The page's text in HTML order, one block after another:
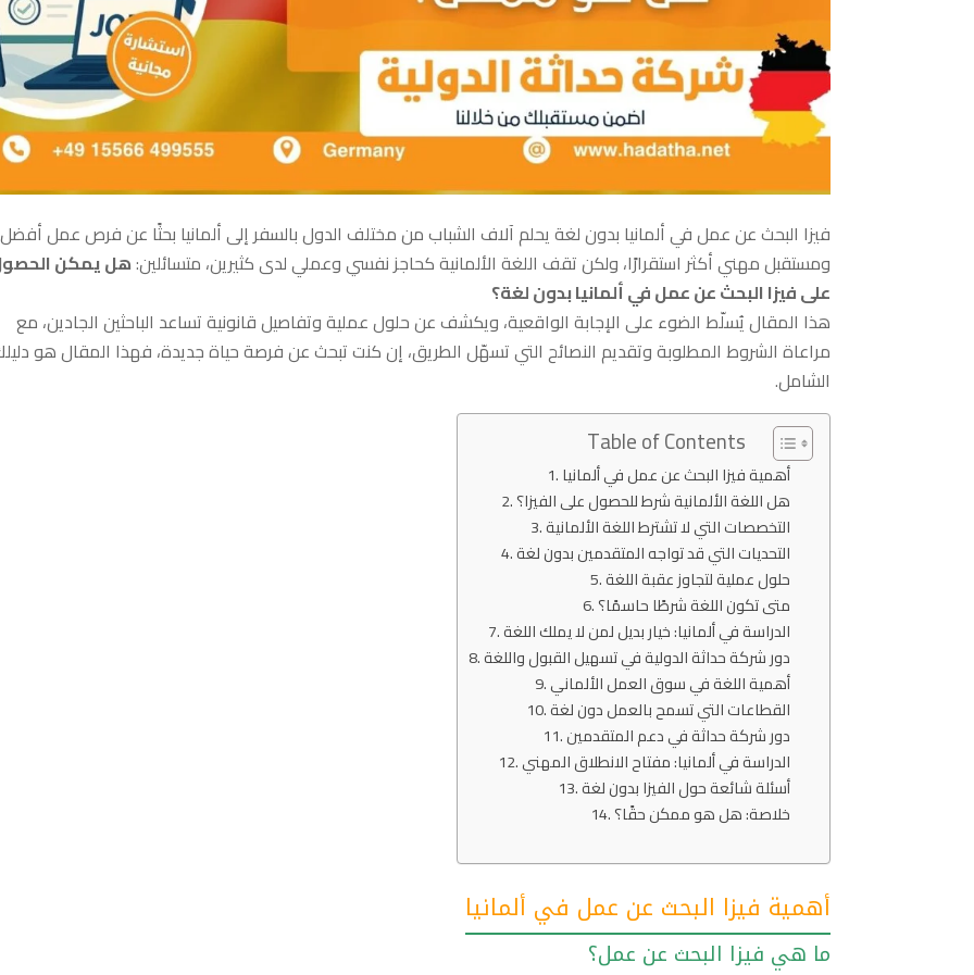
فيزا البحث عن عمل في ألمانيا بدون لغة يحلم آلاف الشباب من مختلف الدول بالسفر إلى ألمانيا بحثًا عن فرص عمل أفضل
ومستقبل مهني أكثر استقرارًا، ولكن تقف اللغة الألمانية كحاجز نفسي وعملي لدى كثيرين، متسائلين:هل يمكن
على فيزا البحث عن عمل في ألمانيا بدون لغة؟
هذا المقال يُسلّط الضوء على الإجابة الواقعية، ويكشف عن حلول عملية وتفاصيل قانونية تساعد الباحثين الجادين، مع
مراعاة الشروط المطلوبة وتقديم النصائح التي تسهّل الطريق، إن كنت تبحث عن فرصة حياة جديدة، فهذا المقال هو
الشامل.
Table of Contents
أهمية فيزا البحث عن عمل في ألمانيا
هل اللغة الألمانية شرط للحصول على الفيزا؟
التخصصات التي لا تشترط اللغة الألمانية
التحديات التي قد تواجه المتقدمين بدون لغة
حلول عملية لتجاوز عقبة اللغة
متى تكون اللغة شرطًا حاسمًا؟
الدراسة في ألمانيا: خيار بديل لمن لا يملك اللغة
دور شركة حداثة الدولية في تسهيل القبول واللغة
أهمية اللغة في سوق العمل الألماني
القطاعات التي تسمح بالعمل دون لغة
دور شركة حداثة في دعم المتقدمين
الدراسة في ألمانيا: مفتاح الانطلاق المهني
أسئلة شائعة حول الفيزا بدون لغة
خلاصة: هل هو ممكن حقًا؟
أهمية فيزا البحث عن عمل في ألمانيا
ما هي فيزا البحث عن عمل؟